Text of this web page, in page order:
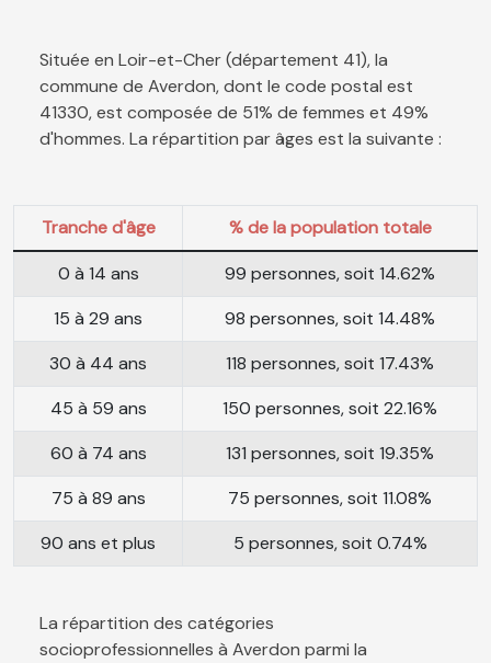
Située en Loir-et-Cher (département 41), la
commune de Averdon, dont le code postal est
41330, est composée de 51% de femmes et 49%
d'hommes. La répartition par âges est la suivante :
Tranche d'âge
% de la population totale
0 à 14 ans
99 personnes, soit 14.62%
15 à 29 ans
98 personnes, soit 14.48%
30 à 44 ans
118 personnes, soit 17.43%
45 à 59 ans
150 personnes, soit 22.16%
60 à 74 ans
131 personnes, soit 19.35%
75 à 89 ans
75 personnes, soit 11.08%
90 ans et plus
5 personnes, soit 0.74%
La répartition des catégories
socioprofessionnelles à Averdon parmi la